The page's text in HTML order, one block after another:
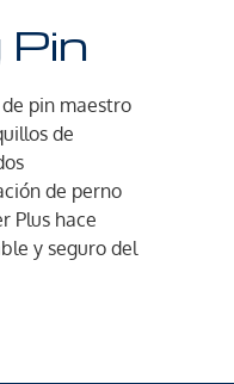
pin maestro
de
de perno
Plus hace
y seguro del